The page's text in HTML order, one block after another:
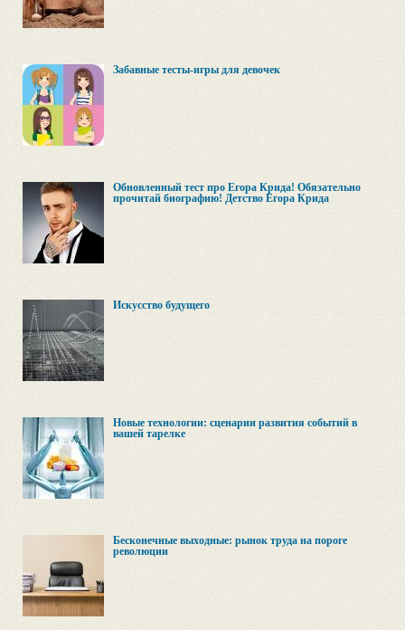
Забавные тесты-игры для девочек
Обновленный тест про Егора Крида! Обязательно
прочитай биографию! Детство Егора Крида
Искусство будущего
Новые технологии: сценарии развития событий в
вашей тарелке
Бесконечные выходные: рынок труда на пороге
революции